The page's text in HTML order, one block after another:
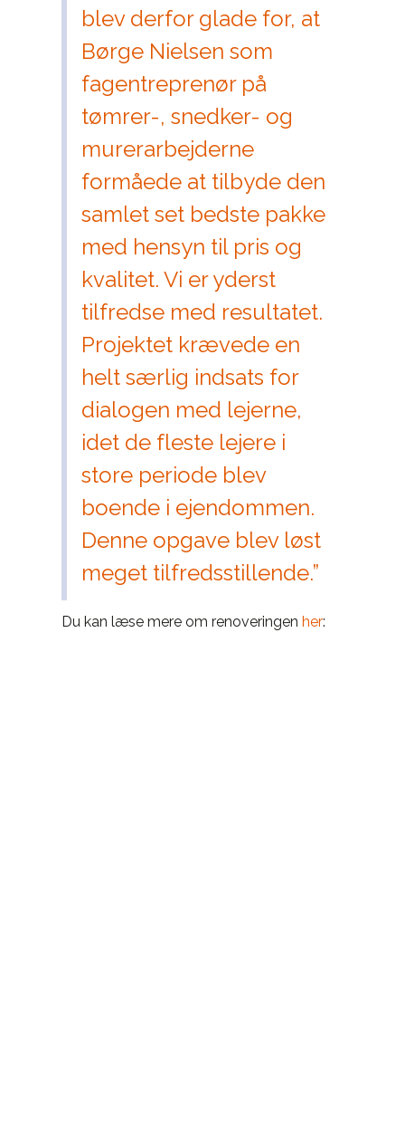
blev derfor glade for, at
Børge Nielsen som
fagentreprenør på
tømrer-, snedker- og
murerarbejderne
formåede at tilbyde den
samlet set bedste pakke
med hensyn til pris og
kvalitet. Vi er yderst
tilfredse med resultatet.
Projektet krævede en
helt særlig indsats for
dialogen med lejerne,
idet de fleste lejere i
store periode blev
boende i ejendommen.
Denne opgave blev løst
meget tilfredsstillende.”
Du kan læse mere om renoveringen her: